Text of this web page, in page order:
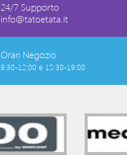
24/7 Supporto
info@tatoetata.it
Orari Negozio
9:30-12:00 e 15:30-19:00